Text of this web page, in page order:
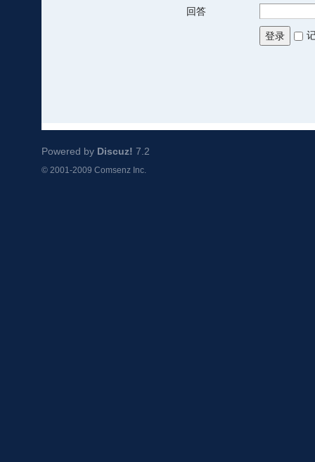
回答
登录
Powered by Discuz! 7.2
© 2001-2009 Comsenz Inc.